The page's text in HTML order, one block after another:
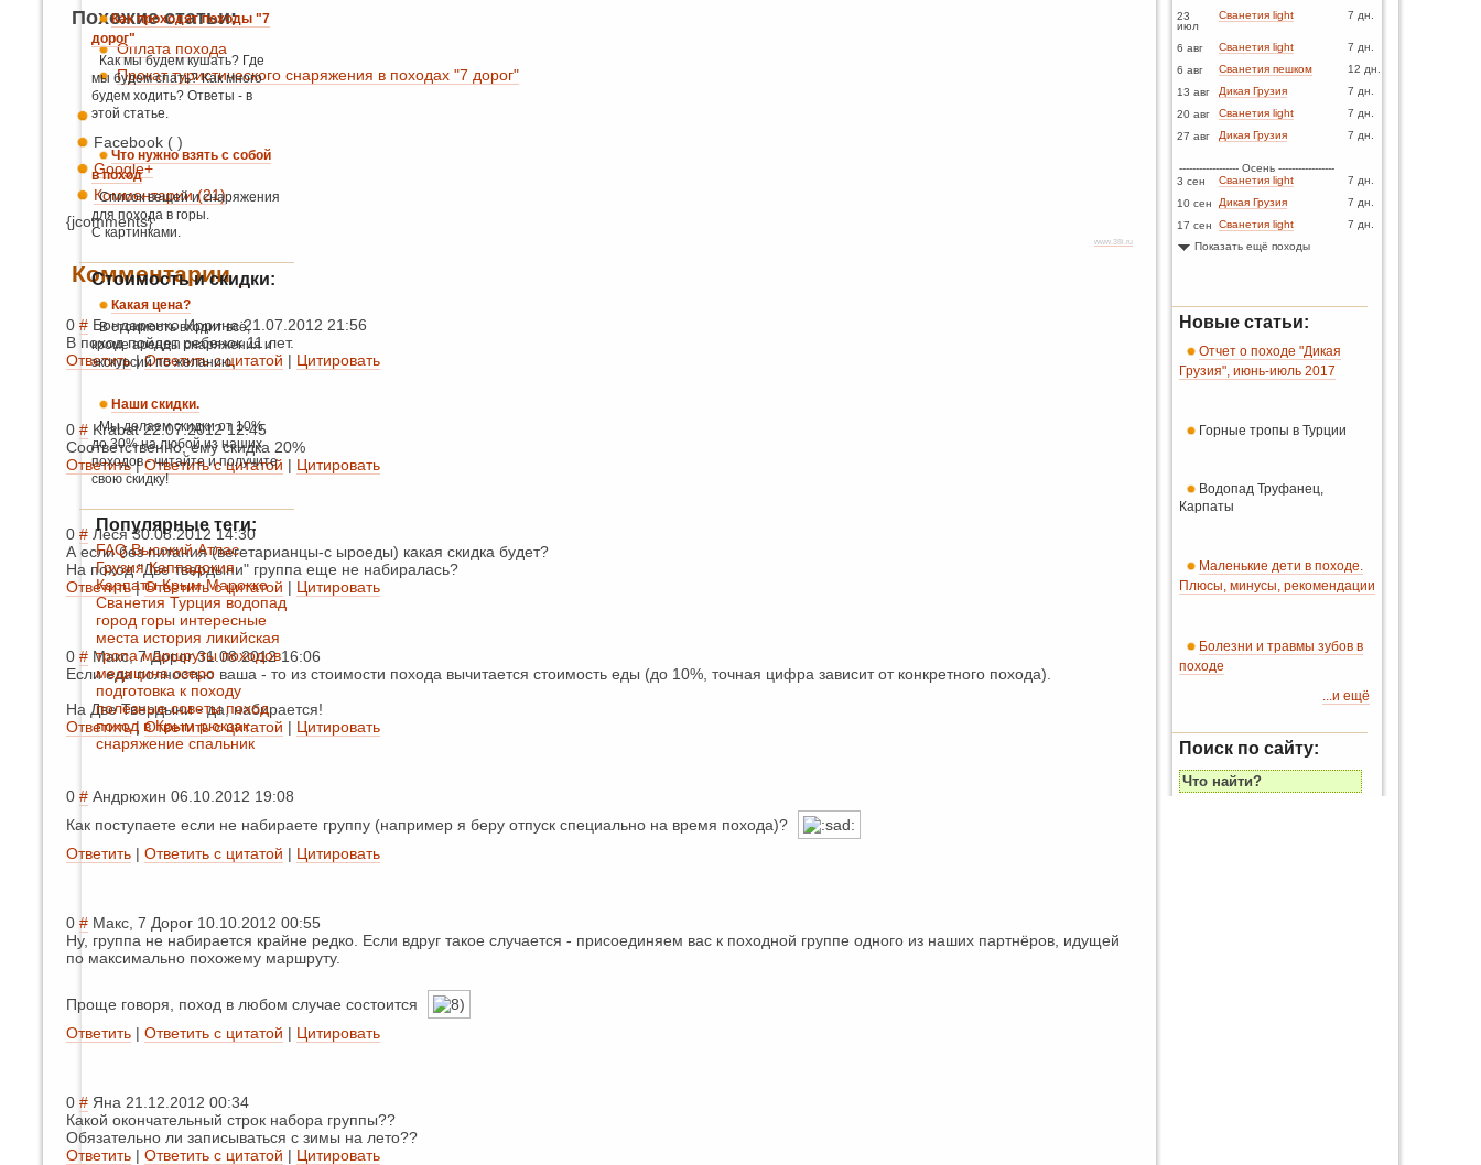
Похожие статьи:
Оплата похода
Прокат туристического снаряжения в походах "7 дорог"
Facebook ( )
Google+
Комментарии (21)
{jcomments}
www.38i.ru
Комментарии
0 # Бондаренко Иррина 21.07.2012 21:56
В поход пойдет ребенок 11 лет.
Ответить|Ответить с цитатой | Цитировать
0 # Krabat 22.07.2012 12:45
Соответственно, ему скидка 20%
Ответить|Ответить с цитатой | Цитировать
0 # Леся 30.08.2012 14:30
А если без питания (вегетарианцы-с ыроеды) какая скидка будет?
На поход "Две твердыни" группа еще не набиралась?
Ответить|Ответить с цитатой | Цитировать
0 # Макс, 7 Дорог 31.08.2012 16:06
Если еда полностью ваша - то из стоимости похода вычитается стоимость еды (до 10%, точная цифра зависит от конкретного похода).
На Две Твердыни - да, набирается!
Ответить| Ответить с цитатой | Цитировать
0 # Андрюхин 06.10.2012 19:08
Как поступаете если не набираете группу (например я беру отпуск специально на время похода)?
Ответить | Ответить с цитатой | Цитировать
0 # Макс, 7 Дорог 10.10.2012 00:55
Ну, группа не набирается крайне редко. Если вдруг такое случается - присоединяем вас к походной группе одного из наших партнёров, идущей
по максимально похожему маршруту.
Проще говоря, поход в любом случае состоится
Ответить | Ответить с цитатой | Цитировать
0 # Яна 21.12.2012 00:34
Какой окончательный строк набора группы??
Обязательно ли записываться с зимы на лето??
Ответить | Ответить с цитатой | Цитировать
Как проходят походы "7
дорог"
Как мы будем кушать? Где
мы будем спать? Как много
будем ходить? Ответы - в
этой статье.
Что нужно взять с собой
в поход
Список вещей и снаряжения
для похода в горы.
С картинками.
Стоимость и скидки:
Какая цена?
В стоимость входит всё,
кроме аренды снаряжения и
экскурсий по желанию.
Наши скидки.
Мы делаем скидки от 10%
до 30% на любой из наших
походов - читайте и получите
свою скидку!
Популярные теги:
FAQ Высокий Атлас
Грузия Каппадокия
Карпаты Крым Марокко
Сванетия Турция водопад
город горы интересные
места история ликийская
тропа маршруты походов
медицина озеро
подготовка к походу
полезные советы поход
поход в Крым рюкзак
снаряжение спальник
23
июл
Сванетия light 7 дн.
6 авг Сванетия light
7 дн.
6 авг
Сванетия пешком
12 дн.
13 авг
Дикая Грузия
7 дн.
20 авг
Сванетия light
7 дн.
27 авг
Дикая Грузия 7 дн.
------------------ Осень -----------------
3 сен
Сванетия light
7 дн.
10 сен
Дикая Грузия
7 дн.
17 сен
Сванетия light
7 дн.
Показать ещё походы
Новые статьи:
Отчет о походе "Дикая
Грузия", июнь-июль 2017
Горные тропы в Турции
Водопад Труфанец,
Карпаты
Маленькие дети в походе.
Плюсы, минусы, рекомендации
Болезни и травмы зубов в
походе
...и ещё
Поиск по сайту: